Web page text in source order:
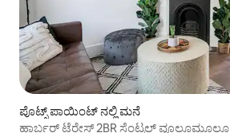
ಪೊಟ್ಸ್ ಪಾಯಿಂಟ್ ನಲ್ಲಿ ಮನೆ
ಹಾರ್ಬರ್ ಟೆರೇಸ್ 2BR ಸೆಂಟ್ರಲ್ ವೂಲೂಮೂಲೂ